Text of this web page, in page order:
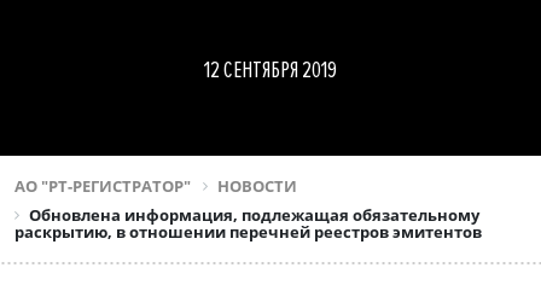
12 СЕНТЯБРЯ 2019
АО "РТ-РЕГИСТРАТОР"
НОВОСТИ
Обновлена информация, подлежащая обязательному
раскрытию, в отношении перечней реестров эмитентов